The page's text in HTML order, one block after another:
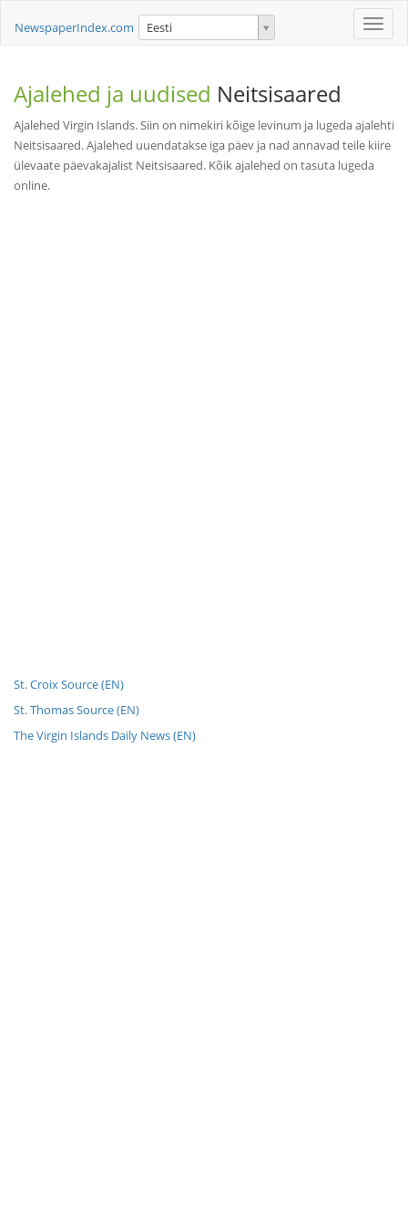
Toggle
NewspaperIndex.com Eesti
Ajalehed ja uudised Neitsisaared
Ajalehed Virgin Islands. Siin on nimekiri kõige levinum ja lugeda ajalehti
Neitsisaared. Ajalehed uuendatakse iga päev ja nad annavad teile kiire
ülevaate päevakajalist Neitsisaared. Kõik ajalehed on tasuta lugeda
online.
St. Croix Source (EN)
St. Thomas Source (EN)
The Virgin Islands Daily News (EN)